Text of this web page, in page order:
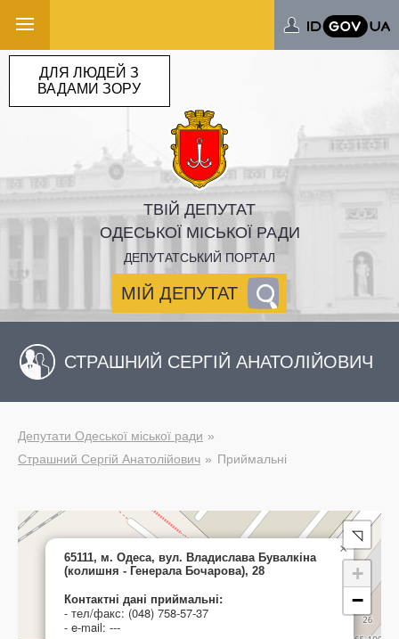
ТВІЙ ДЕПУТАТ
ОДЕСЬКОЇ МІСЬКОЇ РАДИ
ДЕПУТАТСЬКИЙ ПОРТАЛ
МІЙ ДЕПУТАТ
ДЛЯ ЛЮДЕЙ З
ВАДАМИ ЗОРУ
СТРАШНИЙ СЕРГІЙ АНАТОЛІЙОВИЧ
Депутати Одеської міської ради
Страшний Сергій Анатолійович
Приймальні
65111, м. Одеса, вул. Владислава Бувалкіна
(колишня - Генерала Бочарова), 28
Контактні дані приймальні:
- тел/факс: (048) 758-57-37
- e-mail: ---
×
◹
+
−